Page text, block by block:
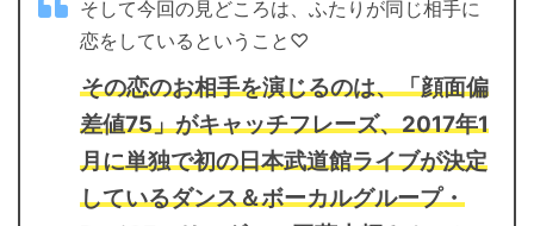
そして今回の見どころは、ふたりが同じ相手に
恋をしているということ♡
その恋のお相手を演じるのは、「顔面偏
差値75」がキャッチフレーズ、2017年1
月に単独で初の日本武道館ライブが決定
しているダンス＆ボーカルグループ・